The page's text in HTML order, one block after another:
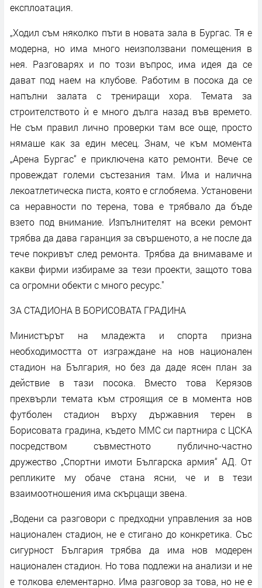
експлоатация.
„Ходил съм няколко пъти в новата зала в Бургас. Тя е
модерна, но има много неизползвани помещения в
нея. Разговарях и по този въпрос, има идея да се
дават под наем на клубове. Работим в посока да се
напълни залата с трениращи хора. Темата за
строителството ѝ е много дълга назад във времето.
Не съм правил лично проверки там все още, просто
нямаше как за един месец. Знам, че към момента
„Арена Бургас“ е приключена като ремонти. Вече се
провеждат големи състезания там. Има и налична
лекоатлетическа писта, която е сглобяема. Установени
са неравности по терена, това е трябвало да бъде
взето под внимание. Изпълнителят на всеки ремонт
трябва да дава гаранция за свършеното, а не после да
тече покривът след ремонта. Трябва да внимаваме и
какви фирми избираме за тези проекти, защото това
са огромни обекти с много ресурс."
ЗА СТАДИОНА В БОРИСОВАТА ГРАДИНА
Министърът на младежта и спорта призна
необходимостта от изграждане на нов национален
стадион на България, но без да даде ясен план за
действие в тази посока. Вместо това Керязов
прехвърли темата към строящия се в момента нов
футболен стадион върху държавния терен в
Борисовата градина, където ММС си партнира с ЦСКА
посредством съвместното публично-частно
дружество „Спортни имоти Българска армия“ АД. От
репликите му обаче стана ясни, че и в тези
взаимоотношения има скърцащи звена.
„Водени са разговори с предходни управления за нов
национален стадион, не е стигано до конкретика. Със
сигурност България трябва да има нов модерен
национален стадион. Но това подлежи на анализи и не
е толкова елементарно. Има разговор за това, но не е